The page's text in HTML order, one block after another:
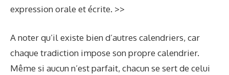
expression orale et écrite. >>
A noter qu’il existe bien d’autres calendriers, car
chaque tradiction impose son propre calendrier.
Même si aucun n’est parfait, chacun se sert de celui